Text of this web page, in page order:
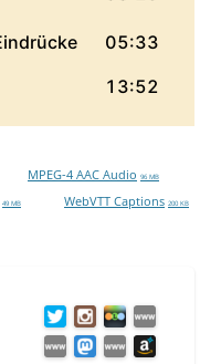
MPEG-4 AAC Audio 96 MB
49 MB WebVTT Captions 200 KB